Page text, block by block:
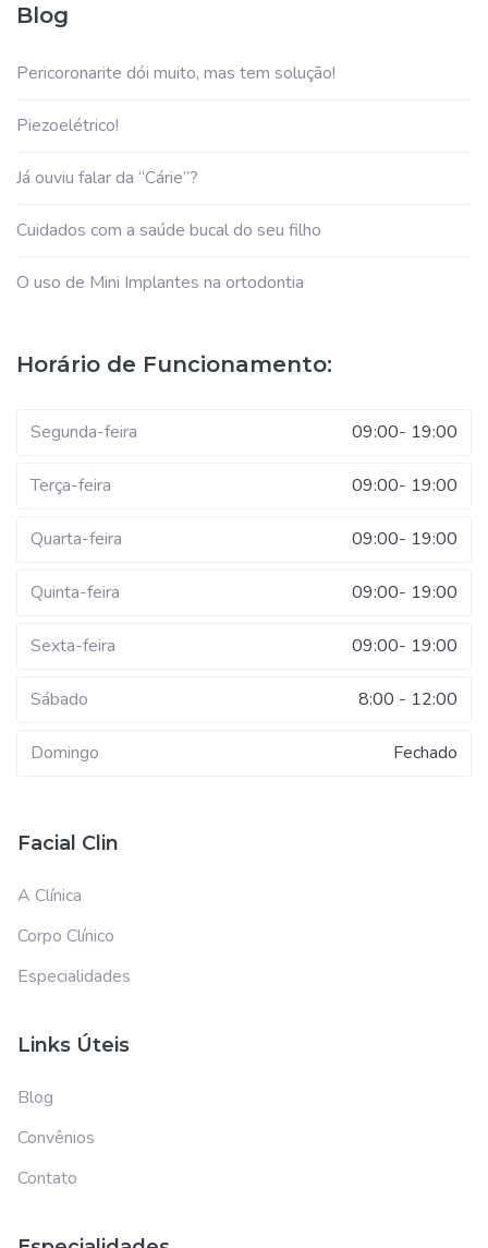
Blog
Pericoronarite dói muito, mas tem solução!
Piezoelétrico!
Já ouviu falar da “Cárie”?
Cuidados com a saúde bucal do seu filho
O uso de Mini Implantes na ortodontia
Horário de Funcionamento:
Segunda-feira 09:00- 19:00
Terça-feira 09:00- 19:00
Quarta-feira 09:00- 19:00
Quinta-feira 09:00- 19:00
Sexta-feira 09:00- 19:00
Sábado 8:00 - 12:00
Domingo Fechado
Facial Clin
A Clínica
Corpo Clínico
Especialidades
Links Úteis
Blog
Convênios
Contato